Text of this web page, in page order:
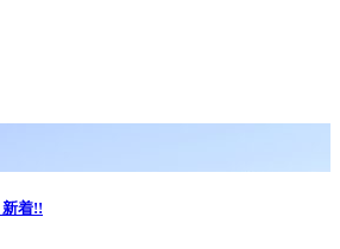
新着!!